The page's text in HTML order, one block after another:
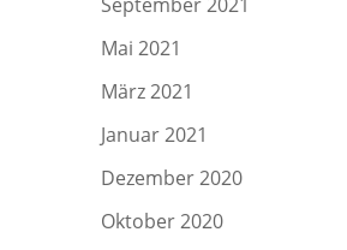
Mai 2021
März 2021
Januar 2021
Dezember 2020
Oktober 2020